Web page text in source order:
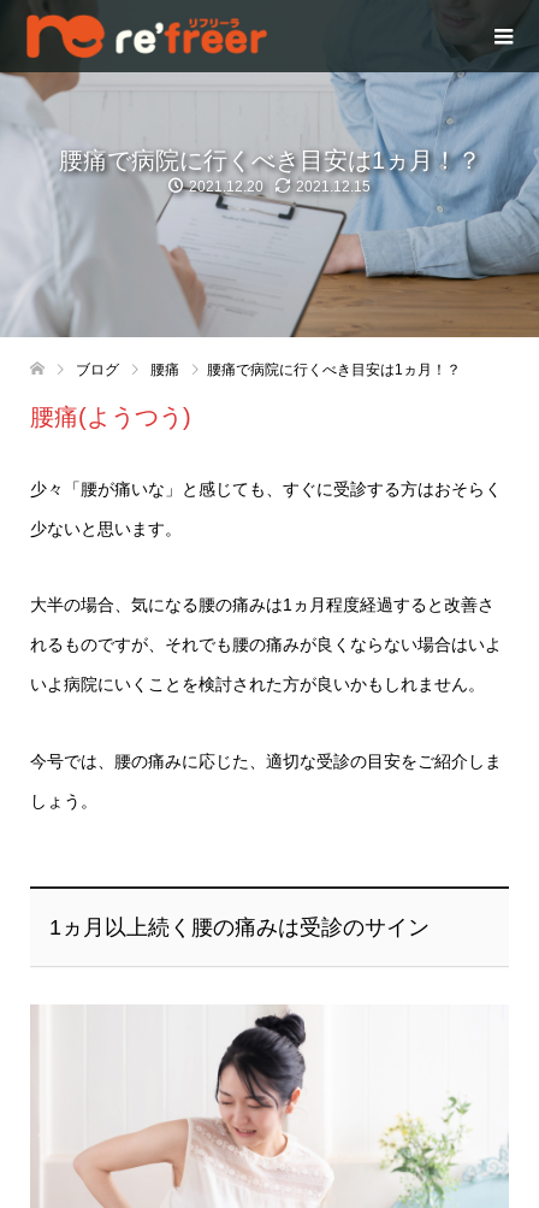
腰痛で病院に行くべき目安は1ヵ月！？
2021.12.20 2021.12.15
ブログ 腰痛 腰痛で病院に行くべき目安は1ヵ月！？
腰痛(ようつう)
少々「腰が痛いな」と感じても、すぐに受診する方はおそらく
少ないと思います。
大半の場合、気になる腰の痛みは1ヵ月程度経過すると改善さ
れるものですが、それでも腰の痛みが良くならない場合はいよ
いよ病院にいくことを検討された方が良いかもしれません。
今号では、腰の痛みに応じた、適切な受診の目安をご紹介しま
しょう。
1ヵ月以上続く腰の痛みは受診のサイン